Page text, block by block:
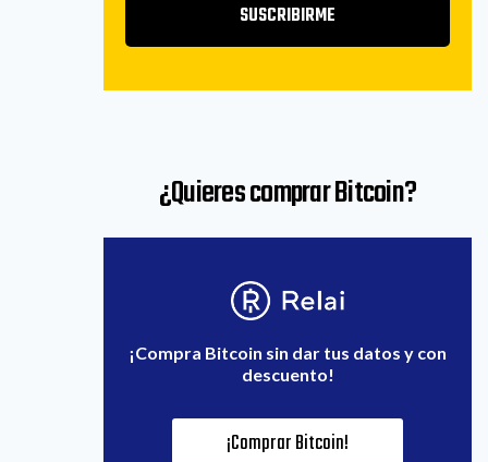
SUSCRIBIRME
¿Quieres comprar Bitcoin?
¡Compra Bitcoin sin dar tus datos y con
descuento!
¡Comprar Bitcoin!